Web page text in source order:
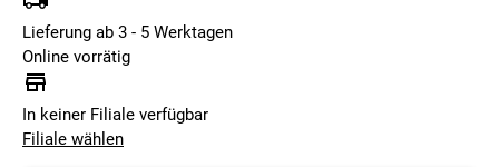
Lieferung ab 3 - 5 Werktagen
Online vorrätig
In keiner Filiale verfügbar
Filiale wählen